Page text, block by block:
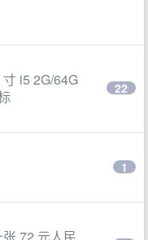
i5 2G/64G
22
1